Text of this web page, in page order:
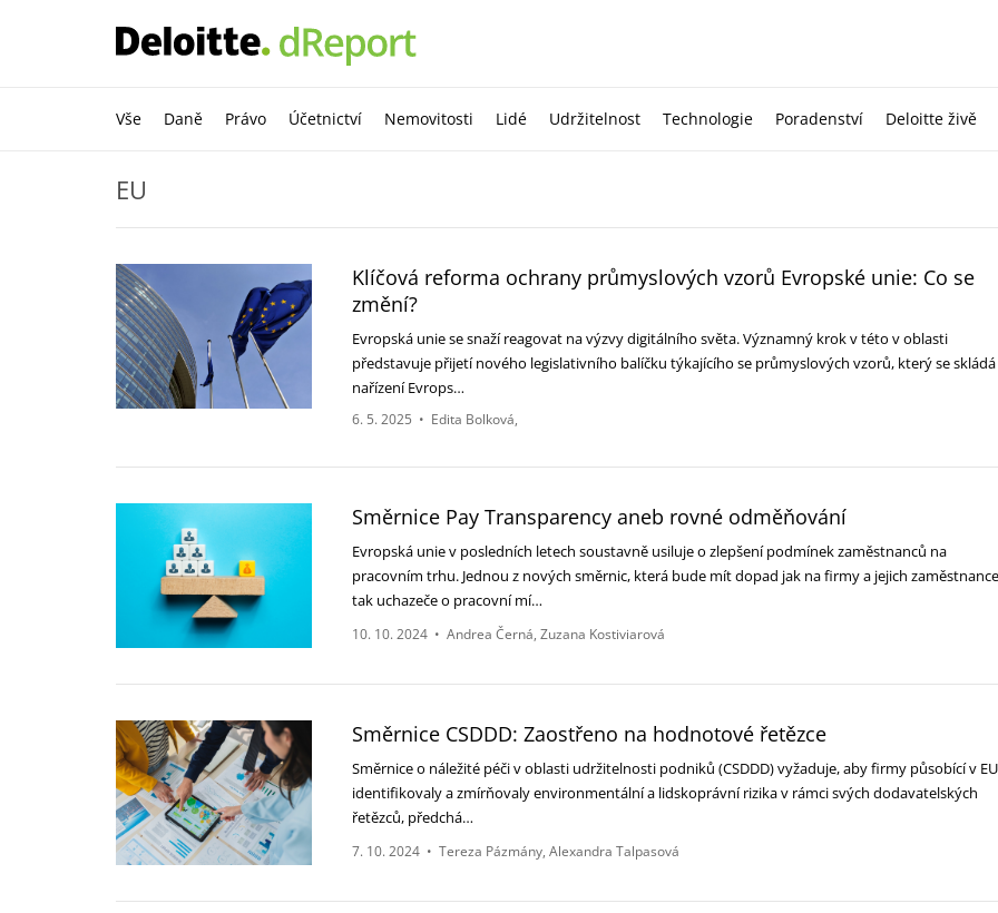
Vše Daně Právo Účetnictví Nemovitosti Lidé Udržitelnost Technologie Poradenství Deloitte živě
EU
Klíčová reforma ochrany průmyslových vzorů Evropské unie: Co se
změní?‎
Evropská unie se snaží reagovat na výzvy digitálního světa. Významný krok v této v oblasti
‎představuje přijetí nového legislativního balíčku týkajícího se průmyslových vzorů, který se ‎skládá
nařízení Evrops…
6. 5. 2025 • Edita Bolková
Směrnice Pay Transparency aneb rovné odměňování
Evropská unie v posledních letech soustavně usiluje o zlepšení podmínek zaměstnanců na
pracovním trhu. Jednou z nových směrnic, která bude mít dopad jak na firmy a jejich
tak uchazeče o pracovní mí…
10. 10. 2024 • Andrea Černá Zuzana Kostiviarová
Směrnice CSDDD: Zaostřeno na hodnotové řetězce
Směrnice o náležité péči v oblasti udržitelnosti podniků (CSDDD) vyžaduje, aby firmy působící v EU
identifikovaly a zmírňovaly environmentální a lidskoprávní rizika v rámci svých dodavatelských
řetězců, předchá…
7. 10. 2024 • Tereza Pázmány Alexandra Talpasová